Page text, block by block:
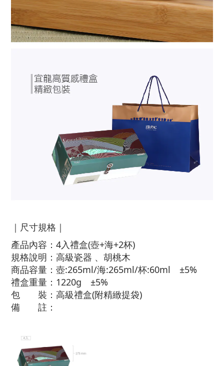
｜尺寸規格｜
產品內容：4入禮盒(壺+海+2杯)
規格說明：高級瓷器 、胡桃木
商品容量：壺:265ml/海:265ml/杯:60ml ±5%
禮盒重量：1220g ±5%
包 裝：高級禮盒(附精緻提袋)
備 註：